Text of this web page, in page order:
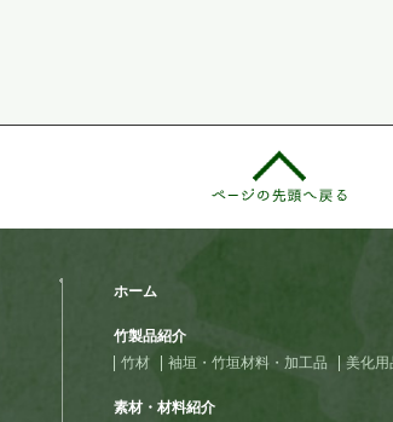
ホーム
竹製品紹介
竹材
袖垣・竹垣材料・加工品 美化用
素材・材料紹介